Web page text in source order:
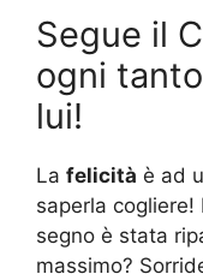
Segue il
ogni
lui!
La felicità è ad
saperla cogliere!
segno è stata
massimo?